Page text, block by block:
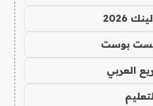
2026
بوست
العربي